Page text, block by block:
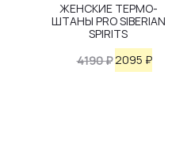
ЖЕНСКИЕ ТЕРМО-
ШТАНЫ PRO SIBERIAN
SPIRITS
4190₽2095 ₽